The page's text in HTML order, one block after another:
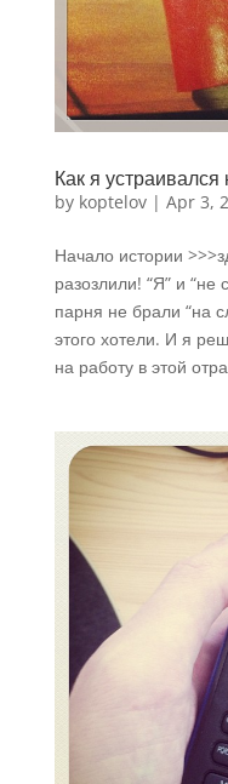
Как я устраивался
by koptelov| Apr 3,
Начало истории
разозлили! “Я” и “не
парня не брали “на
этого хотели. И я
на работу в этой